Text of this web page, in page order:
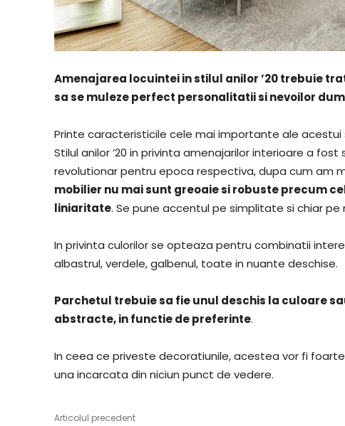
Amenajarea locuintei in stilul anilor ’20 trebuie
sa se muleze perfect personalitatii si nevoilor
Printe caracteristicile cele mai importante ale
Stilul anilor ’20 in privinta amenajarilor interioare a
revolutionar pentru epoca respectiva, dupa cum am
mobilier nu mai sunt greoaie si robuste precum
liniaritate. Se pune accentul pe simplitate si chiar
In privinta culorilor se opteaza pentru combinatii
albastrul, verdele, galbenul, toate in nuante deschise.
Parchetul trebuie sa fie unul deschis la culoare
abstracte, in functie de preferinte.
In ceea ce priveste decoratiunile, acestea vor fi
una incarcata din niciun punct de vedere.
Articolul precedent